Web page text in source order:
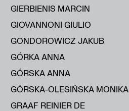
GIERBIENIS MARCIN
GIOVANNONI GIULIO
GONDOROWICZ JAKUB
GÓRKA ANNA
GÓRSKA ANNA
GÓRSKA-OLESIŃSKA MONIKA
GRAAF REINIER DE